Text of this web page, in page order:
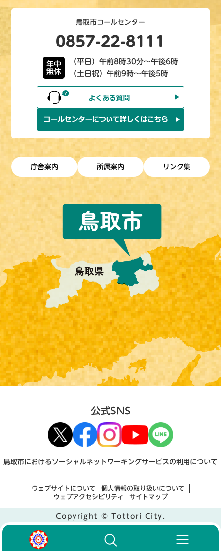
鳥取市コールセンター
0857-22-8111
年中
無休
（平日）午前8時30分～午後6時
（土日祝）午前9時～午後5時
庁舎案内 所属案内 リンク集
公式SNS
鳥取市におけるソーシャルネットワーキングサービスの利用について
ウェブサイトについて
個人情報の取り扱いについて
ウェブアクセシビリティ
サイトマップ
Copyright © Tottori City.